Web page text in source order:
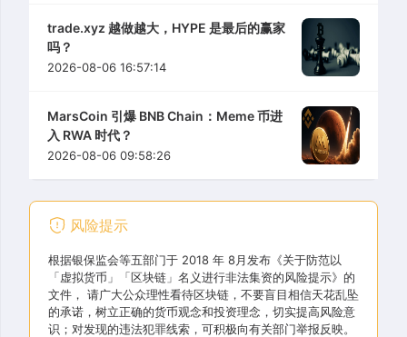
trade.xyz 越做越大，HYPE 是最后的赢家
吗？
2026-08-06 16:57:14
MarsCoin 引爆 BNB Chain：Meme 币进
入 RWA 时代？
2026-08-06 09:58:26
风险提示
根据银保监会等五部门于 2018 年 8月发布《关于防范以
「虚拟货币」「区块链」名义进行非法集资的风险提示》的
文件， 请广大公众理性看待区块链，不要盲目相信天花乱坠
的承诺，树立正确的货币观念和投资理念，切实提高风险意
识；对发现的违法犯罪线索，可积极向有关部门举报反映。